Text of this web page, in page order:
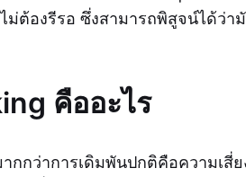
ม่ต้องรีรอ ซึ่งสามารถพิสูจน์ได้ว่
คืออะไร
กกว่าการเดิมพันปกติคือความเสี่ย